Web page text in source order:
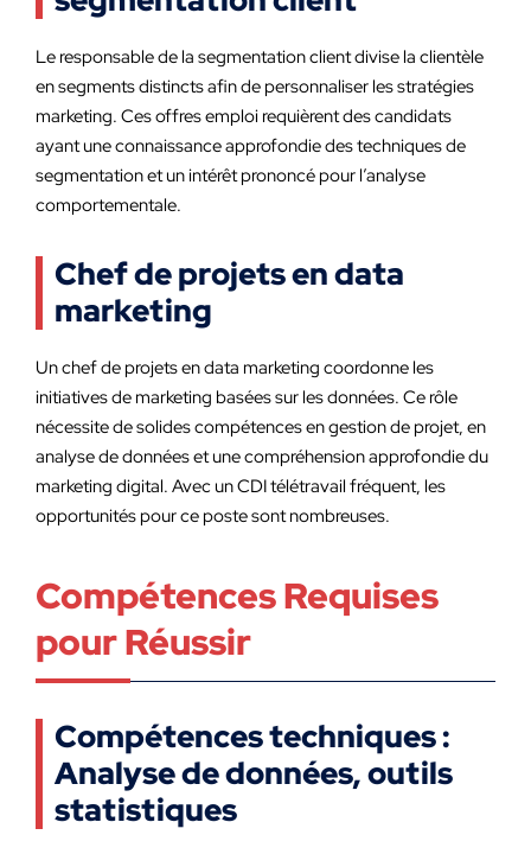
Le responsable de la segmentation client divise la clientèle
en segments distincts afin de personnaliser les stratégies
marketing. Ces offres emploi requièrent des candidats
ayant une connaissance approfondie des techniques de
segmentation et un intérêt prononcé pour l’analyse
comportementale.
Chef de projets en data
marketing
Un chef de projets en data marketing coordonne les
initiatives de marketing basées sur les données. Ce rôle
nécessite de solides compétences en gestion de projet, en
analyse de données et une compréhension approfondie du
marketing digital. Avec un CDI télétravail fréquent, les
opportunités pour ce poste sont nombreuses.
Compétences Requises
pour Réussir
Compétences techniques :
Analyse de données, outils
statistiques